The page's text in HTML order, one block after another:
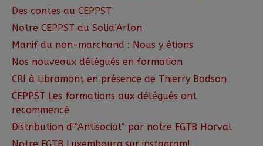
Des contes au CEPPST
Notre CEPPST au Solid’Arlon
Manif du non-marchand : Nous y étions
Nos nouveaux délégués en formation
CRI à Libramont en présence de Thierry Bodson
CEPPST Les formations aux délégués ont
recommencé
Distribution d'”Antisocial” par notre FGTB Horval
Notre FGTB Luxembourg sur instagram!